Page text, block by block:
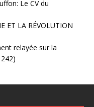
Le CV du
ET LA RÉVOLUTION
relayée sur la